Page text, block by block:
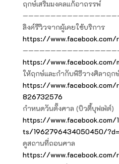
ฤกษ์เสริมมงคลแก้อาถรรพ์
ลิงค์รีวิวจากผู้เคยใช้บริการ
https://
https://
ให้ฤกษ์และกำกับพิธีวางศิลาฤกษ์
https://
826732576
กำหนดวันตั้งศาล (บิวตี้บุฟเฟ่ต์)
https://
ts/1962796434050450/
ดูสถานที่ถอนศาล
https://